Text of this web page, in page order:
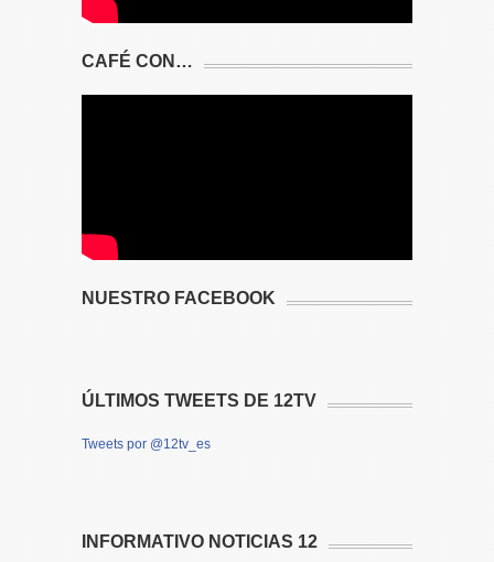
CAFÉ CON…
NUESTRO FACEBOOK
ÚLTIMOS TWEETS DE 12TV
Tweets por @12tv_es
INFORMATIVO NOTICIAS 12